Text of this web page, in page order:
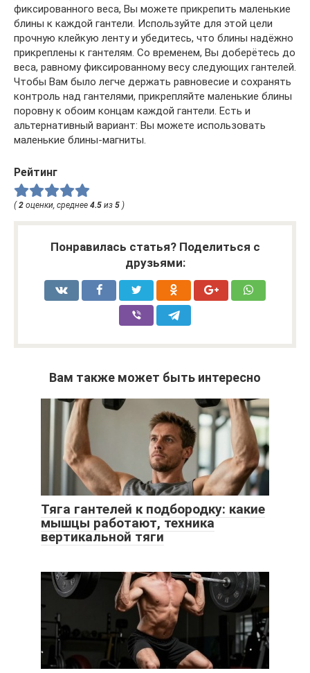
фиксированного веса, Вы можете прикрепить маленькие
блины к каждой гантели. Используйте для этой цели
прочную клейкую ленту и убедитесь, что блины надёжно
прикреплены к гантелям. Со временем, Вы доберётесь до
веса, равному фиксированному весу следующих гантелей.
Чтобы Вам было легче держать равновесие и сохранять
контроль над гантелями, прикрепляйте маленькие блины
поровну к обоим концам каждой гантели. Есть и
альтернативный вариант: Вы можете использовать
маленькие блины-магниты.
Рейтинг
(2 оценки, среднее 4.5 из 5 )
Понравилась статья? Поделиться с
друзьями:
Вам также может быть интересно
Тяга гантелей к подбородку: какие
мышцы работают, техника
вертикальной тяги